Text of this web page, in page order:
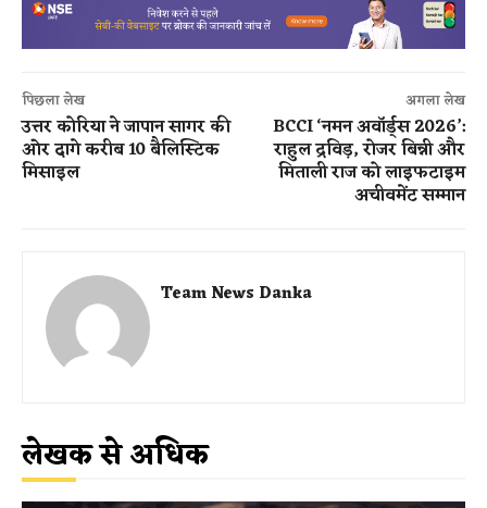
पिछला लेख
उत्तर कोरिया ने जापान सागर की
ओर दागे करीब 10 बैलिस्टिक
मिसाइल
अगला लेख
BCCI ‘नमन अवॉर्ड्स 2026’:
राहुल द्रविड़, रोजर बिन्नी और
मिताली राज को लाइफटाइम
अचीवमेंट सम्मान
Team News Danka
लेखक से अधिक